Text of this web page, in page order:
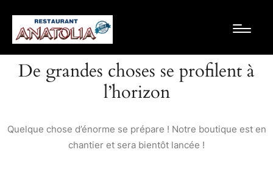
De grandes choses se profilent à
l’horizon
Quelque chose d’énorme se prépare ! Notre boutique est en
chantier et sera bientôt lancée !